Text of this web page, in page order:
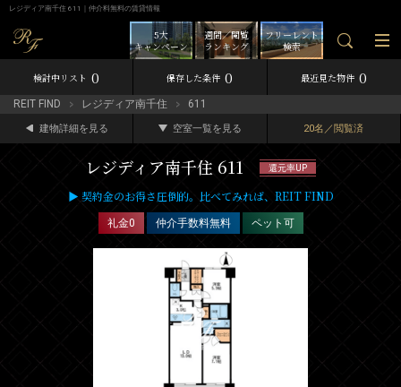
レジディア南千住 611｜仲介料無料の賃貸情報
フリーレント
検索
週間／閲覧
ランキング
5大
キャンペーン
検討中リスト 0 保存した条件 0 最近見た物件 0
REIT FIND レジディア南千住 611
建物詳細を見る 空室一覧を見る 20名／閲覧済
レジディア南千住 611 還元率UP
▶ 契約金のお得さ圧倒的。比べてみれば、REIT FIND
礼金0 仲介手数料無料 ペット可